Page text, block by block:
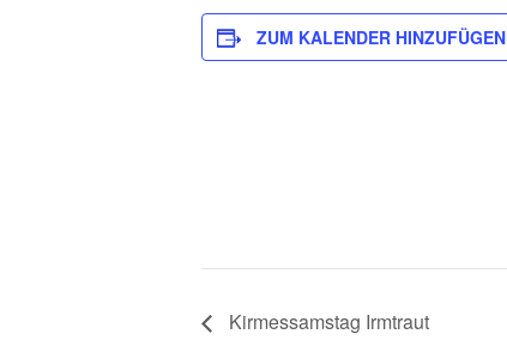
ZUM KALENDER HINZUFÜGEN
Kirmessamstag Irmtraut